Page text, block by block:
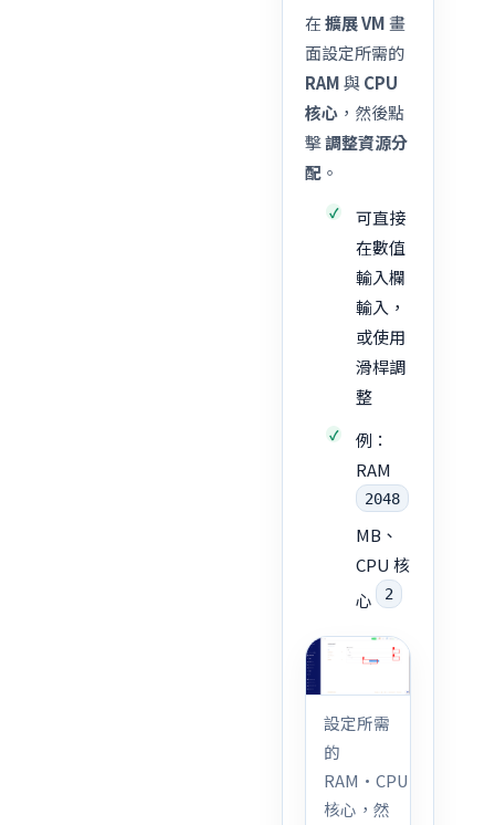
在擴展 VM畫
面設定所需的
RAM與CPU
核心 ，然後點
擊調整資源分
配 。
可直接
在數值
輸入欄
輸入，
或使用
滑桿調
整
例：
RAM
2048
MB、
CPU 核
心
2
設定所需
的
RAM·CPU
核心，然